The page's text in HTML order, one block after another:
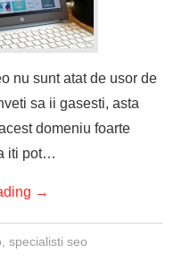
nu sunt atat de usor de
sa ii gasesti, asta
domeniu foarte
iti pot…
→
specialisti seo